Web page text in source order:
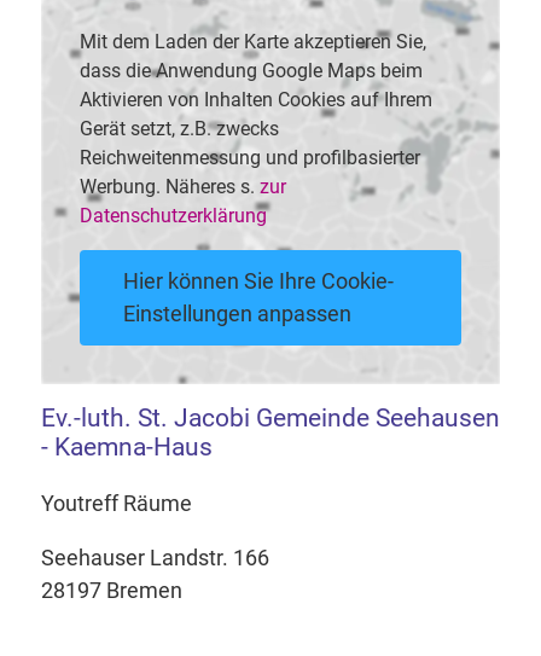
Mit dem Laden der Karte akzeptieren Sie,
dass die Anwendung Google Maps beim
Aktivieren von Inhalten Cookies auf Ihrem
Gerät setzt, z.B. zwecks
Reichweitenmessung und profilbasierter
Werbung. Näheres s. zur
Datenschutzerklärung
Hier können Sie Ihre Cookie-
Einstellungen anpassen
Ev.-luth. St. Jacobi Gemeinde Seehausen
- Kaemna-Haus
Youtreff Räume
Seehauser Landstr. 166
28197 Bremen